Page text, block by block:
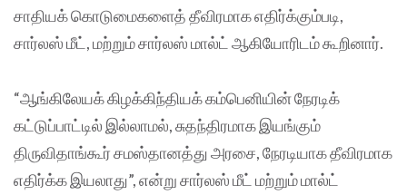
சாதியக் கொடுமைகளைத் தீவிரமாக எதிர்க்கும்படி,
சார்லஸ் மீட், மற்றும் சார்லஸ் மால்ட் ஆகியோரிடம் கூறினார்.
“ஆங்கிலேயக் கிழக்கிந்தியக் கம்பெனியின் நேரடிக்
கட்டுப்பாட்டில் இல்லாமல், சுதந்திரமாக இயங்கும்
திருவிதாங்கூர் சமஸ்தானத்து அரசை, நேரடியாக தீவிரமாக
எதிர்க்க இயலாது”, என்று சார்லஸ் மீட் மற்றும் மால்ட்